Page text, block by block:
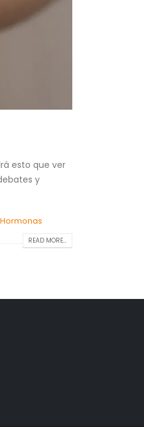
esto que ver
y
Hormonas
READ MORE...